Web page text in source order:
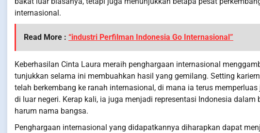
internasional.
Read More : “industri Perfilman Indonesia Go Internasional”
Keberhasilan Cinta Laura meraih penghargaan internasional
tunjukkan selama ini membuahkan hasil yang gemilang. Setting
telah berkembang ke ranah internasional, di mana ia terus
di luar negeri. Kerap kali, ia juga menjadi representasi Indonesia
harum nama bangsa.
Penghargaan internasional yang didapatkannya diharapkan dapat